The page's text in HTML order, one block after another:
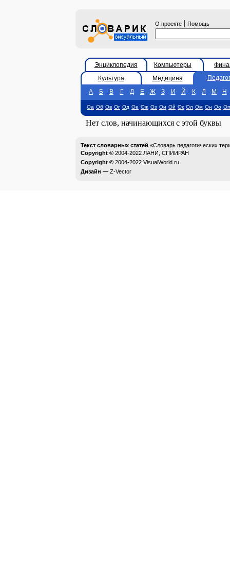
О проекте | Помощь
Энциклопедия Компьютеры
Культура
Медицина
А
Б В Г Д Е Ж З И Й К Л М Н
Оа Об Ов Ог Од Ое Ож Оз Ои Ой Ок Ол Ом Он Оо Оп
Нет слов, начинающихся с этой буквы
Текст словарных статей «Словарь педагогических
Copyright © 2004-2022 ЛАНИ, СПИИРАН
Copyright © 2004-2022 VisualWorld.ru
Дизайн — Z-Vector